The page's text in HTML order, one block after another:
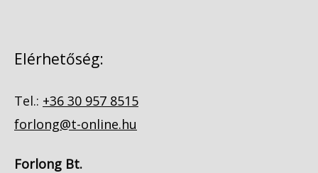
Elérhetőség:
Tel.: +36 30 957 8515
forlong@t-online.hu
Forlong Bt.